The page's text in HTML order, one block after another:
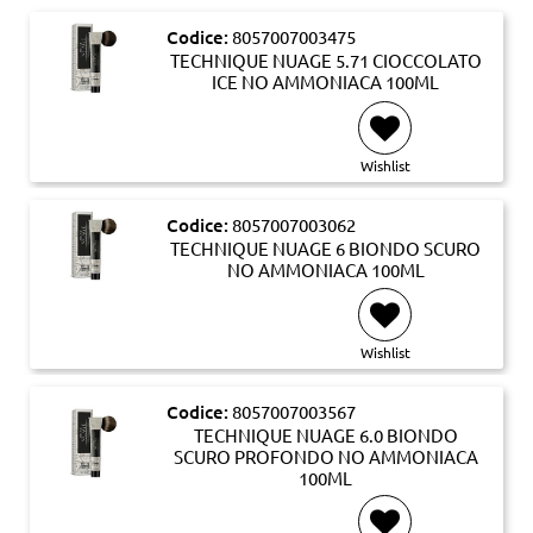
Codice: 8057007003475
TECHNIQUE NUAGE 5.71 CIOCCOLATO
ICE NO AMMONIACA 100ML
Wishlist
Codice: 8057007003062
TECHNIQUE NUAGE 6 BIONDO SCURO
NO AMMONIACA 100ML
Wishlist
Codice: 8057007003567
TECHNIQUE NUAGE 6.0 BIONDO
SCURO PROFONDO NO AMMONIACA
100ML